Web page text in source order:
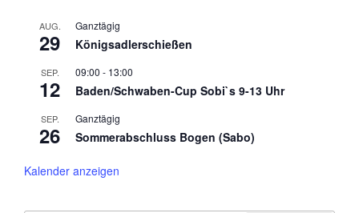
AUG.
29
Ganztägig
Königsadlerschießen
SEP.
12
09:00 - 13:00
Baden/Schwaben-Cup Sobi`s 9-13 Uhr
SEP.
26
Ganztägig
Sommerabschluss Bogen (Sabo)
Kalender anzeigen